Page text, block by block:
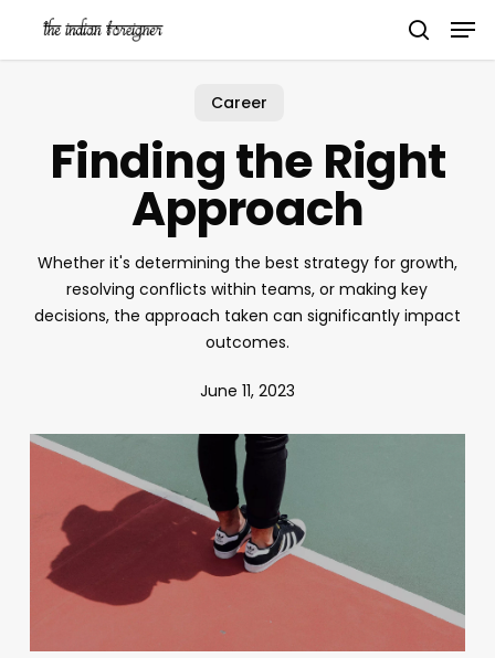
main
Career
Finding the Right
Approach
Whether it's determining the best strategy for growth,
resolving conflicts within teams, or making key
decisions, the approach taken can significantly impact
outcomes.
June 11, 2023